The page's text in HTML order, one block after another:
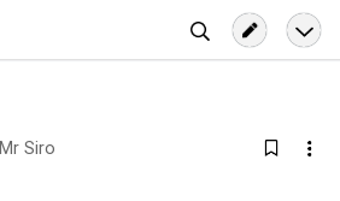
kiếm
Mr Siro